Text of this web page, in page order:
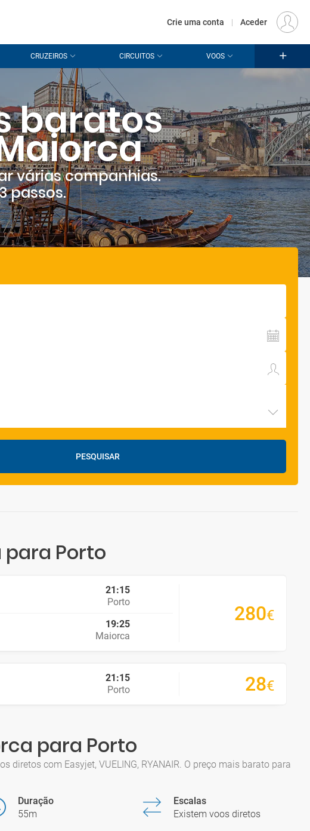
EUR
Crie uma conta | Aceder
CRUZEIROS CIRCUITOS VOOS
baratos
várias companhias.
passos.
PESQUISAR
Porto
21:15
Porto
19:25
Maiorca
280€
21:15
Porto
28€
para Porto
com Easyjet, VUELING, RYANAIR. O preço mais barato para
Duração
55m
Escalas
Existem voos diretos